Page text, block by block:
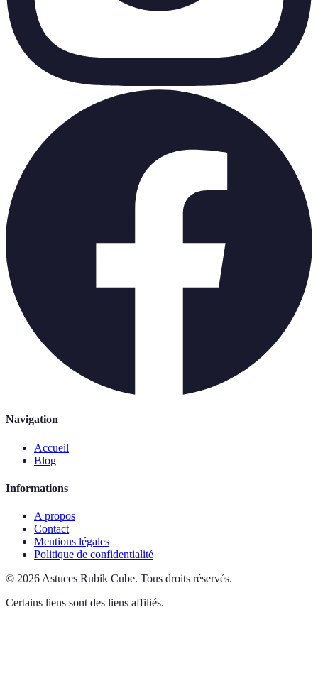
Navigation
Accueil
Blog
Informations
A propos
Contact
Mentions légales
Politique de confidentialité
© 2026 Astuces Rubik Cube. Tous droits réservés.
Certains liens sont des liens affiliés.